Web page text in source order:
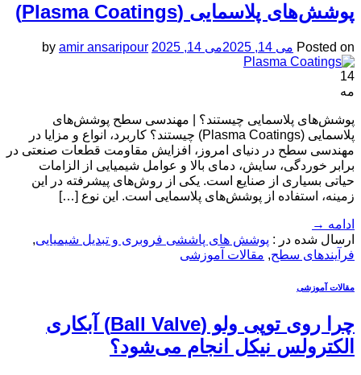
پوشش‌های پلاسمایی (Plasma Coatings)
Posted on می 14, 2025 می 14, 2025 by amir ansaripour
14
مه
پوشش‌های پلاسمایی چیستند؟ | مهندسی سطح پوشش‌های
پلاسمایی (Plasma Coatings) چیستند؟ کاربرد، انواع و مزایا در
مهندسی سطح در دنیای امروز، افزایش مقاومت قطعات صنعتی در
برابر خوردگی، سایش، دمای بالا و عوامل شیمیایی از الزامات
حیاتی بسیاری از صنایع است. یکی از روش‌های پیشرفته در این
زمینه، استفاده از پوشش‌های پلاسمایی است. این نوع […]
ادامه →
ارسال شده در : پوشش های پاششی فروبری و تبدیل شیمیایی,
فرآیندهای سطح, مقالات آموزشی
مقالات آموزشی
چرا روی توپی‌ ولو (Ball Valve) آبکاری
الکترولس نیکل انجام می‌شود؟